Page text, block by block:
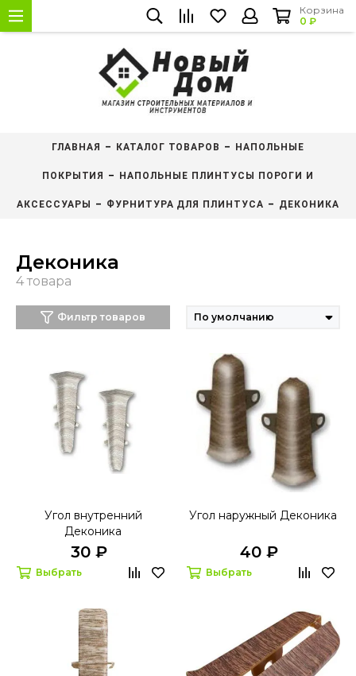
Корзина
0 ₽
ГЛАВНАЯ КАТАЛОГ ТОВАРОВ НАПОЛЬНЫЕ
ПОКРЫТИЯ НАПОЛЬНЫЕ ПЛИНТУСЫ ПОРОГИ И
АКСЕССУАРЫ ФУРНИТУРА ДЛЯ ПЛИНТУСА ДЕКОНИКА
Деконика
Фильтр товаров
Угол внутренний
Деконика
30 ₽
Выбрать
Угол наружный Деконика
40 ₽
Выбрать